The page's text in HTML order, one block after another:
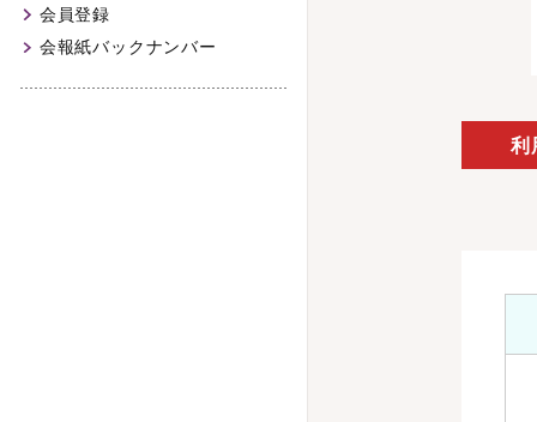
会員登録
会報紙バックナンバー
利